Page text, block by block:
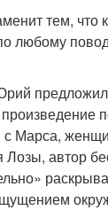
тем, что
любому
Марса,
автор